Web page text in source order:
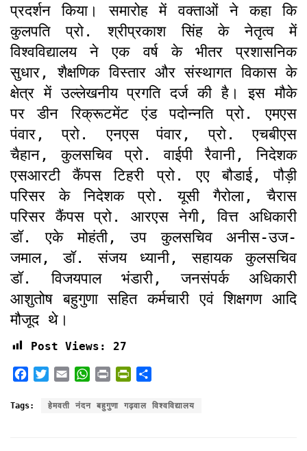
प्रदर्शन किया। समारोह में वक्ताओं ने कहा कि
कुलपति प्रो. श्रीप्रकाश सिंह के नेतृत्व में
विश्वविद्यालय ने एक वर्ष के भीतर प्रशासनिक
सुधार, शैक्षणिक विस्तार और संस्थागत विकास के
क्षेत्र में उल्लेखनीय प्रगति दर्ज की है। इस मौके
पर डीन रिक्रूटमेंट एंड पदोन्नति प्रो. एमएस
पंवार, प्रो. एनएस पंवार, प्रो. एचबीएस
चैहान, कुलसचिव प्रो. वाईपी रैवानी, निदेशक
एसआरटी कैंपस टिहरी प्रो. एए बौडाई, पौड़ी
परिसर के निदेशक प्रो. यूसी गैरोला, चैरास
परिसर कैंपस प्रो. आरएस नेगी, वित्त अधिकारी
डाॅ. एके मोहंती, उप कुलसचिव अनीस-उज-
जमाल, डाॅ. संजय ध्यानी, सहायक कुलसचिव
डाॅ. विजयपाल भंडारी, जनसंपर्क अधिकारी
आशुतोष बहुगुणा सहित कर्मचारी एवं शिक्षगण आदि
मौजूद थे।
Post Views: 27
c
i
a
a
i
i
a
Tags: हेमवती नंदन बहुगुणा गढ़वाल विश्वविद्यालय